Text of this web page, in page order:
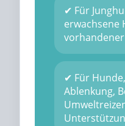
✔ Für
erwachsene
✔ Für
Ablenkung,